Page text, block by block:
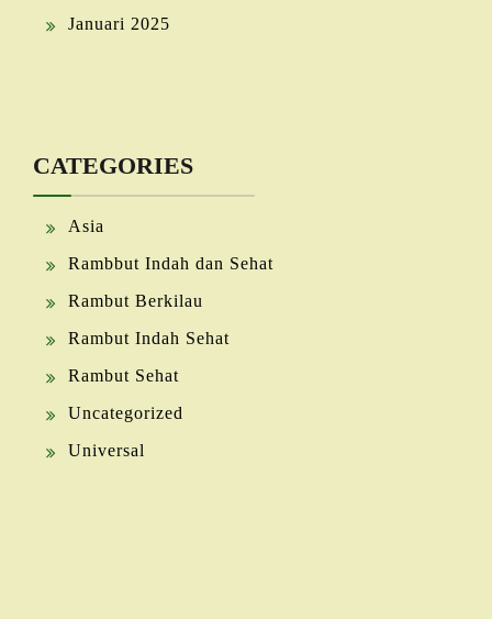
Januari 2025
CATEGORIES
Asia
Rambbut Indah dan Sehat
Rambut Berkilau
Rambut Indah Sehat
Rambut Sehat
Uncategorized
Universal